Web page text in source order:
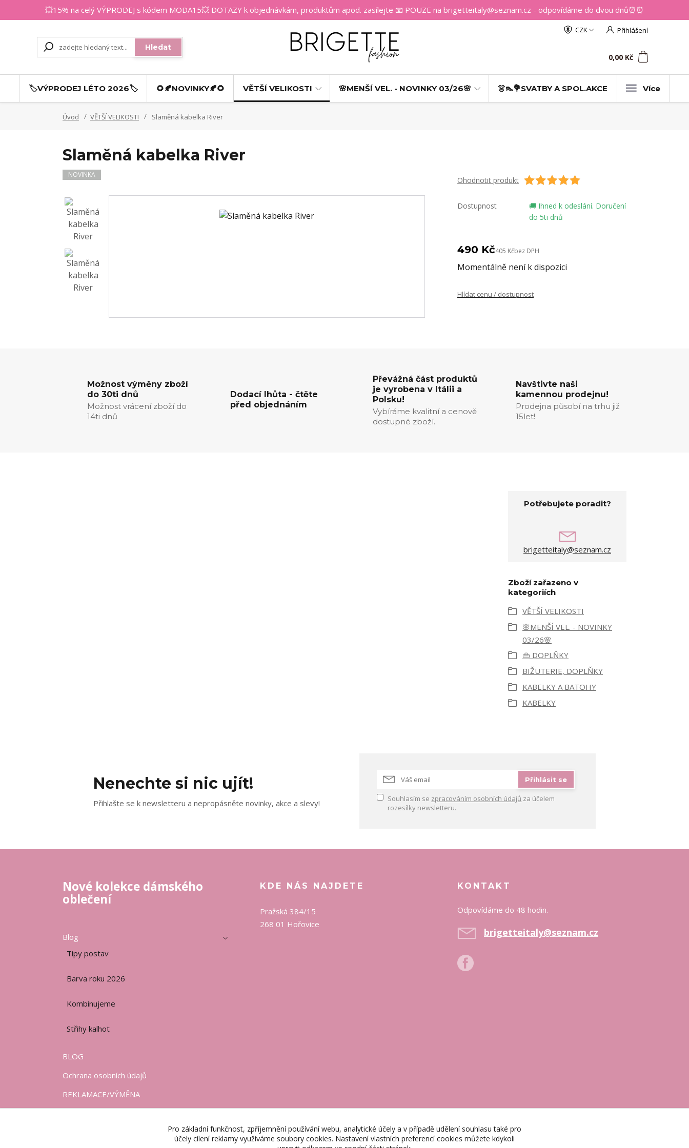
💥15% na celý VÝPRODEJ s kódem MODA15💥 DOTAZY k objednávkám, produktům apod. zasílejte 📧 POUZE na brigetteitaly@seznam.cz - odpovídáme do dvou dnů⏰⏰
CZK
Přihlášení
Hledat
0,00 Kč
🏷️VÝPRODEJ LÉTO 2026🏷️ 🌻🍂NOVINKY🍂🌻 VĚTŠÍ VELIKOSTI 🌸MENŠÍ VEL. - NOVINKY 03/26🌸 👗👠💐SVATBY A SPOL.AKCE Více
Úvod VĚTŠÍ VELIKOSTI Slaměná kabelka River
Slaměná kabelka River
NOVINKA
Ohodnotit produkt
Dostupnost
🚚 Ihned k odeslání. Doručení
do 5ti dnů
490 Kč405 Kčbez DPH
Momentálně není k dispozici
Hlídat cenu / dostupnost
Možnost výměny zboží
do 30ti dnů
Možnost vrácení zboží do
14ti dnů
Dodací lhůta - čtěte
před objednáním
Převážná část produktů
je vyrobena v Itálii a
Polsku!
Vybíráme kvalitní a cenově
dostupné zboží.
Navštivte naši
kamennou prodejnu!
Prodejna působí na trhu již
15let!
Potřebujete poradit?
brigetteitaly@seznam.cz
Zboží zařazeno v
kategoriích
VĚTŠÍ VELIKOSTI
🌸MENŠÍ VEL. - NOVINKY
03/26🌸
👜 DOPLŇKY
BIŽUTERIE, DOPLŇKY
KABELKY A BATOHY
KABELKY
Nenechte si nic ujít!
Přihlašte se k newsletteru a nepropásněte novinky, akce a slevy!
Přihlásit se
Souhlasím se zpracováním osobních údajů za účelem
rozesílky newsletteru.
Nové kolekce dámského
oblečení
Blog
Tipy postav
Barva roku 2026
Kombinujeme
Střihy kalhot
BLOG
Ochrana osobních údajů
REKLAMACE/VÝMĚNA
KDE NÁS NAJDETE
Pražská 384/15
268 01 Hořovice
KONTAKT
Odpovídáme do 48 hodin.
brigetteitaly@seznam.cz
Pro základní funkčnost, zpříjemnění používání webu, analytické účely a v případě udělení souhlasu také pro
účely cílení reklamy využíváme soubory cookies. Nastavení vlastních preferencí cookies můžete kdykoli